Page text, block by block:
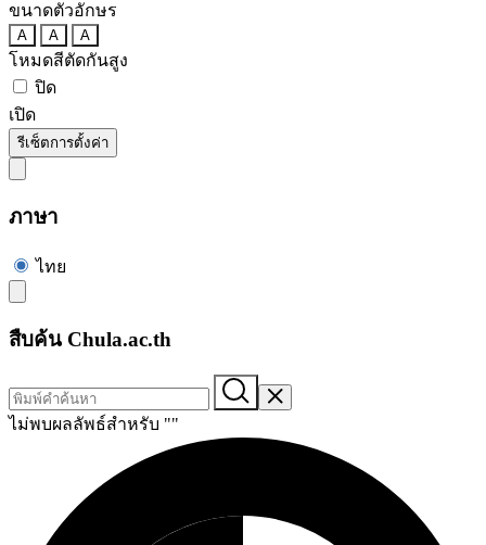
ขนาดตัวอักษร
A A A
โหมดสีตัดกันสูง
ปิด
เปิด
รีเซ็ตการตั้งค่า
ภาษา
ไทย
สืบค้น Chula.ac.th
ไม่พบผลลัพธ์สำหรับ ""